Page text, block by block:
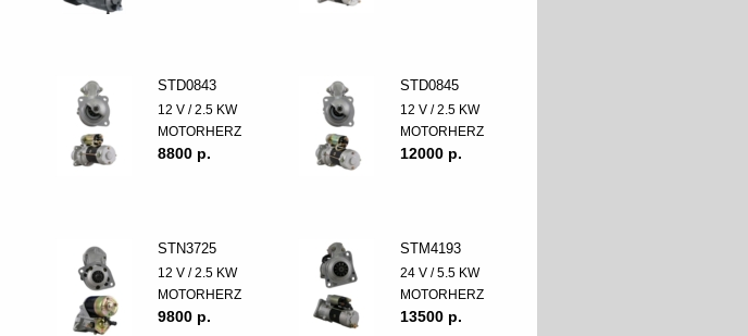
STD0843
12 V / 2.5 KW
MOTORHERZ
8800 p.
STD0845
12 V / 2.5 KW
MOTORHERZ
12000 p.
STN3725
12 V / 2.5 KW
MOTORHERZ
9800 p.
STM4193
24 V / 5.5 KW
MOTORHERZ
13500 p.